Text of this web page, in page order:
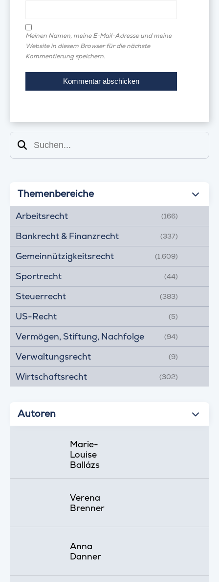
Meinen Namen, meine E-Mail-Adresse und meine
Website in diesem Browser für die nächste
Kommentierung speichern.
Suchen
Themenbereiche
Arbeitsrecht (166)
Bankrecht & Finanzrecht (337)
Gemeinnützigkeitsrecht (1.609)
Sportrecht (44)
Steuerrecht (383)
US-Recht (5)
Vermögen, Stiftung, Nachfolge (94)
Verwaltungsrecht (9)
Wirtschaftsrecht (302)
Autoren
Marie-
Louise
Ballázs
Verena
Brenner
Anna
Danner